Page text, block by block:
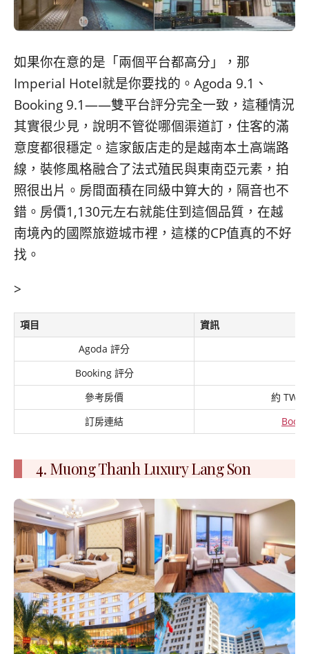
如果你在意的是「兩個平台都高分」，那
Imperial Hotel就是你要找的。Agoda 9.1、
Booking 9.1——雙平台評分完全一致，這種情況
其實很少見，說明不管從哪個渠道訂，住客的滿
意度都很穩定。這家飯店走的是越南本土高端路
線，裝修風格融合了法式殖民與東南亞元素，拍
照很出片。房間面積在同級中算大的，隔音也不
錯。房價1,130元左右就能住到這個品質，在越
南境內的國際旅遊城市裡，這樣的CP值真的不好
找。
>
項目
資訊
Agoda 評分
Booking 評分
參考房價
約 TWD
訂房連結
4. Muong Thanh Luxury Lang Son